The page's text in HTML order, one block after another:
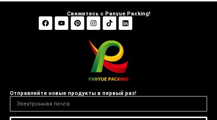
Свяжитесь с Panyue Packing!
Отправляйте новые продукты в первый раз!